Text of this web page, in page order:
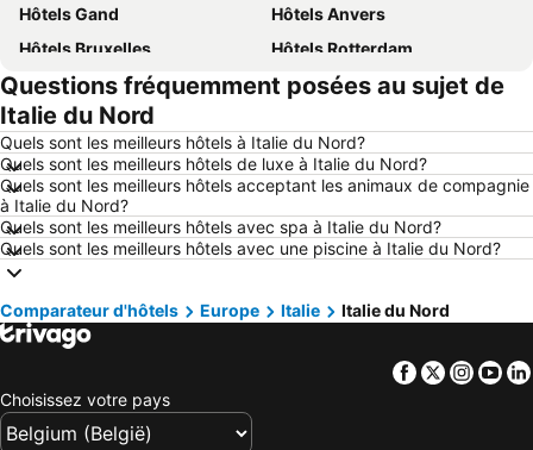
Hôtels Gand
Hôtels Anvers
Hôtels Bruxelles
Hôtels Rotterdam
Hôtels Maastricht
Hôtels Durbuy
Hôtels Hasselt
Hôtels Boulogne-sur-Mer
Hôtels Le Coq
Hôtels Le Touquet-Paris-Plage
Hôtels Dunkerque
Hôtels Málaga
Hôtels Belgique
Hôtels France
Hôtels Ténérife
Hôtels Italie
Hôtels Normandie
Hôtels Île de Rhodes
Hôtels Lac de Garde
Questions fréquemment posées au sujet de
Italie du Nord
Quels sont les meilleurs hôtels à Italie du Nord?
Quels sont les meilleurs hôtels de luxe à Italie du Nord?
Quels sont les meilleurs hôtels acceptant les animaux de compagnie
à Italie du Nord?
Quels sont les meilleurs hôtels avec spa à Italie du Nord?
Quels sont les meilleurs hôtels avec une piscine à Italie du Nord?
Comparateur d'hôtels Europe Italie Italie du Nord
Facebook
Twitter
Choisissez votre pays